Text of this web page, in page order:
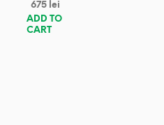
675 lei
ADD TO
CART